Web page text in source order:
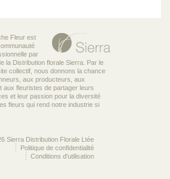
Fleur est
par
la Distribution florale Sierra. Par le
collectif, nous donnons la chance
aux producteurs, aux
aux fleuristes de partager leurs
et leur passion pour la diversité
fleurs qui rend notre industrie si
Sierra Distribution Florale Ltée
Politique de confidentialité
Conditions d'utilisation